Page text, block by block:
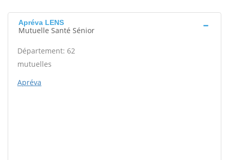
Apréva LENS
Mutuelle Santé Sénior
Département: 62
mutuelles
Apréva